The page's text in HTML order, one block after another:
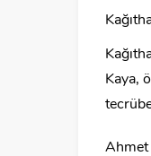
Kaya,
Ahmet